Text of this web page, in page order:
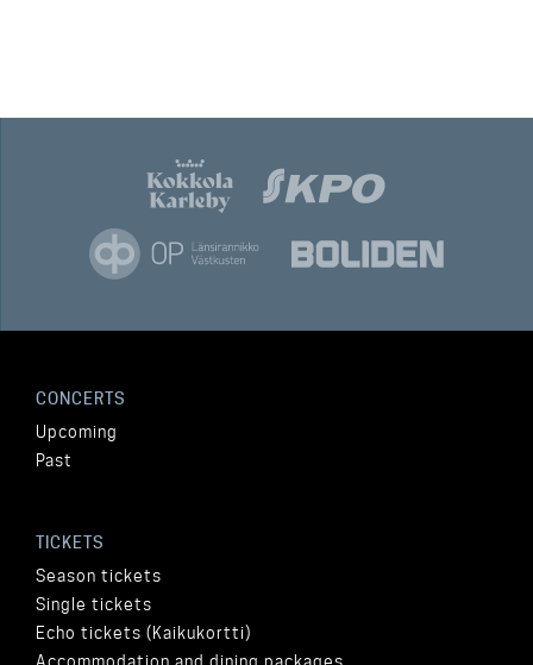
CONCERTS
Upcoming
Past
TICKETS
Season tickets
Single tickets
Echo tickets (Kaikukortti)